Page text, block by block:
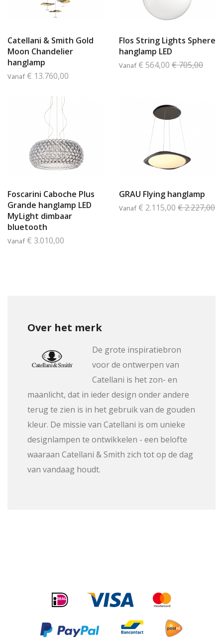
Catellani & Smith Gold
Moon Chandelier
hanglamp
Vanaf € 13.760,00
Flos String Lights Sphere
hanglamp LED
Vanaf € 564,00 € 705,00
Foscarini Caboche Plus
Grande hanglamp LED
MyLight dimbaar
bluetooth
Vanaf € 3.010,00
GRAU Flying hanglamp
Vanaf € 2.115,00 € 2.227,00
Over het merk
De grote inspiratiebron
voor de ontwerpen van
Catellani is het zon- en
maanlicht, dat in ieder design onder andere
terug te zien is in het gebruik van de gouden
kleur. De missie van Catellani is om unieke
designlampen te ontwikkelen - een belofte
waaraan Catellani & Smith zich tot op de dag
van vandaag houdt.